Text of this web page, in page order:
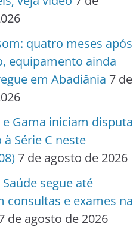
quatro meses após
equipamento ainda
em Abadiânia 7 de
e Gama iniciam disputa
Série C neste
7 de agosto de 2026
segue até
consultas e exames na
de agosto de 2026